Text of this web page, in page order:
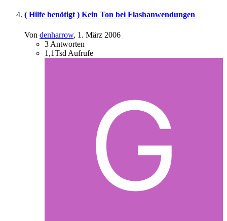
( Hilfe benötigt ) Kein Ton bei Flashanwendungen
Von denharrow, 1. März 2006
3 Antworten
1,1Tsd Aufrufe